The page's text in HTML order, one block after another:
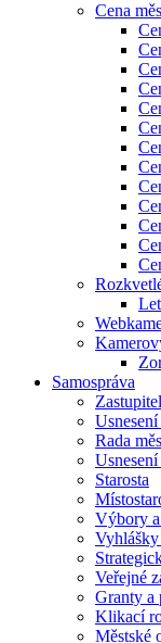
Cena
Samospráva
Rada
Starosta
Výbory
Veřejné
Granty a
Klikací
Městské